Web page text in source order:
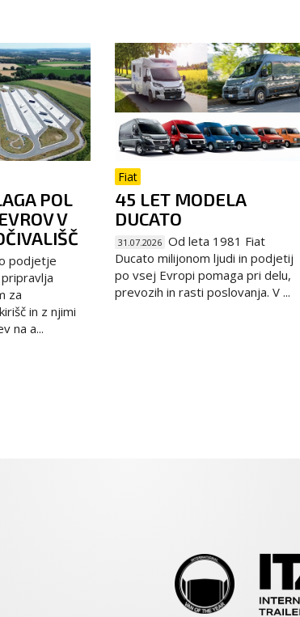
POL
V
podjetje
za
in z njimi
na a...
Fiat
45 LET MODELA
DUCATO
31.07.2026 Od leta 1981 Fiat
Ducato milijonom ljudi in podjetij
po vsej Evropi pomaga pri delu,
prevozih in rasti poslovanja. V ...